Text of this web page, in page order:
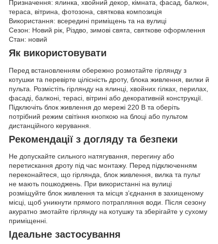
Призначення: ялинка, хвойний декор, кімната, фасад, балкон,
тераса, вітрина, фотозона, святкова композиція
Використання: всередині приміщень та на вулиці
Сезон: Новий рік, Різдво, зимові свята, святкове оформлення
Стан: новий
Як використовувати
Перед встановленням обережно розмотайте гірлянду з
котушки та перевірте цілісність дроту, блока живлення, вилки й
пульта. Розмістіть гірлянду на ялинці, хвойних гілках, перилах,
фасаді, балконі, терасі, вітрині або декоративній конструкції.
Підключіть блок живлення до мережі 220 В та оберіть
потрібний режим світіння кнопкою на блоці або пультом
дистанційного керування.
Рекомендації з догляду та безпеки
Не допускайте сильного натягування, перегину або
перетискання дроту під час монтажу. Перед підключенням
переконайтеся, що гірлянда, блок живлення, вилка та пульт
не мають пошкоджень. При використанні на вулиці
розміщуйте блок живлення та місця з’єднання в захищеному
місці, щоб уникнути прямого потрапляння води. Після сезону
акуратно змотайте гірлянду на котушку та зберігайте у сухому
приміщенні.
Ідеальне застосування